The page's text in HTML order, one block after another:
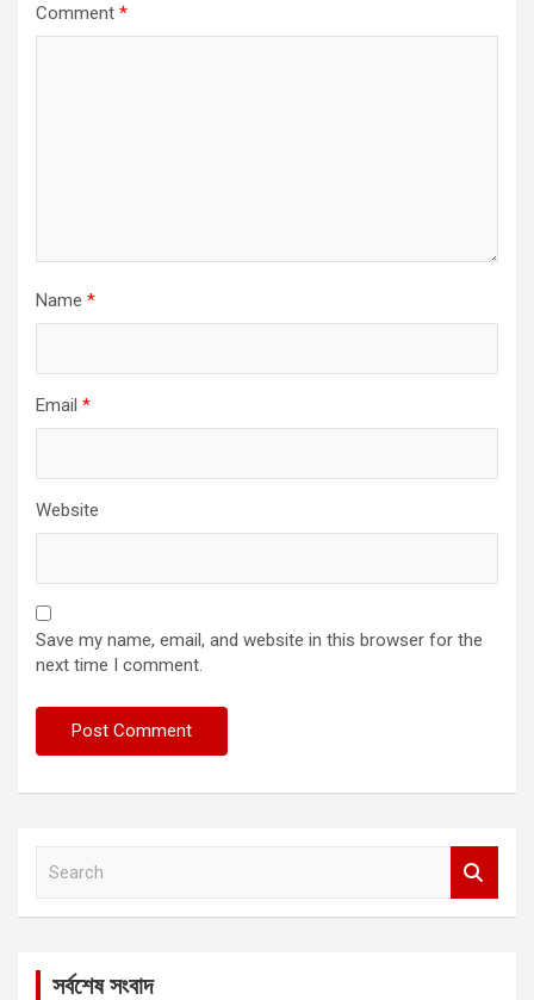
Comment *
Name *
Email *
Website
Save my name, email, and website in this browser for the
next time I comment.
সর্বশেষ সংবাদ